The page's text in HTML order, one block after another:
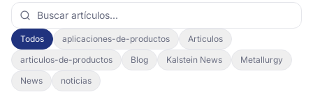
Todos aplicaciones-de-productos
Articulos
articulos-de-productos
Blog Kalstein News
Metallurgy
News
noticias